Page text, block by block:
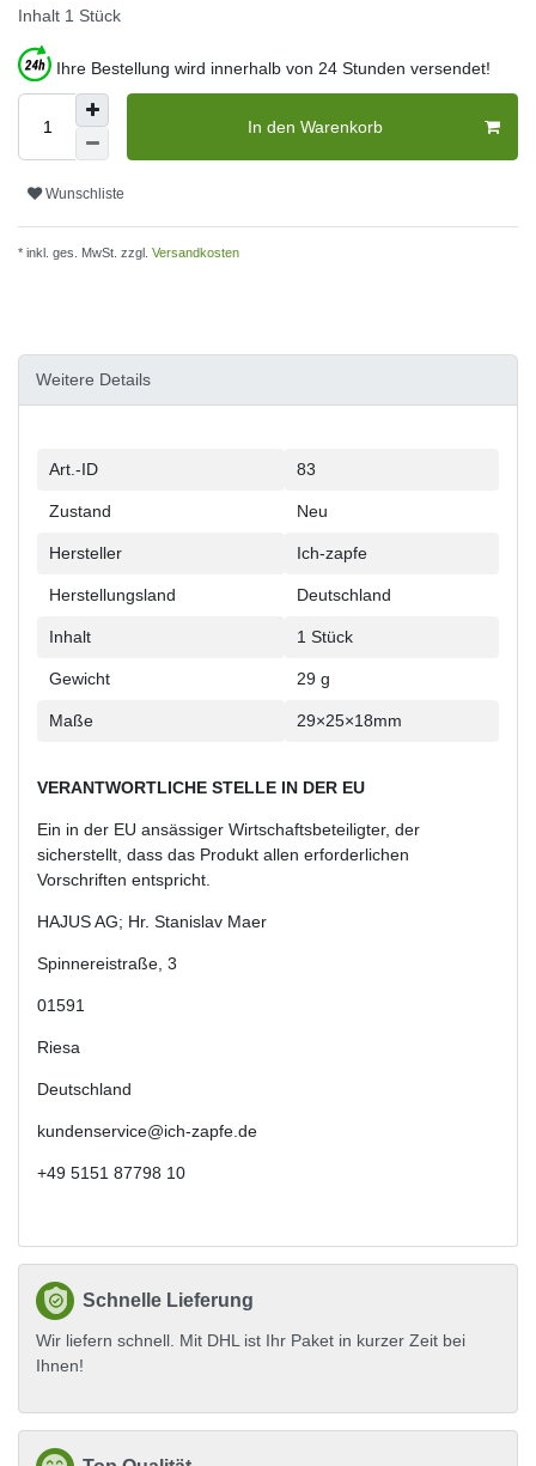
Inhalt 1 Stück
Ihre Bestellung wird innerhalb von 24 Stunden versendet!
In den Warenkorb
Wunschliste
* inkl. ges. MwSt. zzgl. Versandkosten
Weitere Details
Technisches
Wert
Art.-ID 83
Zustand Neu
Hersteller Ich-zapfe
Herstellungsland Deutschland
Inhalt 1 Stück
Gewicht 29 g
Maße 29×25×18mm
VERANTWORTLICHE STELLE IN DER EU
Ein in der EU ansässiger Wirtschaftsbeteiligter, der
sicherstellt, dass das Produkt allen erforderlichen
Vorschriften entspricht.
HAJUS AG; Hr. Stanislav Maer
Spinnereistraße 3
01591
Riesa
Deutschland
kundenservice@ich-zapfe.de
+49 5151 87798 10
Schnelle Lieferung
Wir liefern schnell. Mit DHL ist Ihr Paket in kurzer Zeit bei
Ihnen!